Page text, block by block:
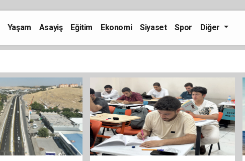
Yaşam Asayiş Eğitim Ekonomi Siyaset Spor Diğer